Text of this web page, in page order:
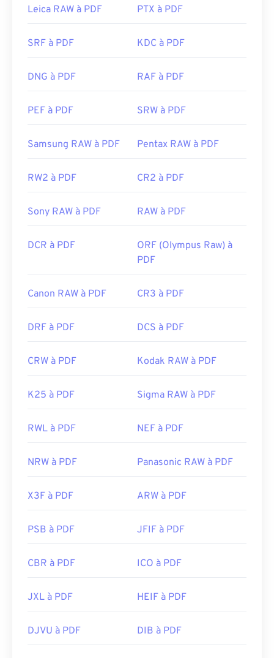
Sortie initiale :1993
complémentaire ou d'une extension, mais il est
PDF en ligne. Je recommande vivement
plus complet. Tous deux sont gratuits.
Liens utiles:
https://acrobat.adobe.com/us/en/why-
Leica RAW à PDF PTX à PDF
SRF à PDF KDC à PDF
DNG à PDF RAF à PDF
PEF à PDF SRW à PDF
Samsung RAW à PDF Pentax RAW à PDF
RW2 à PDF CR2 à PDF
Sony RAW à PDF RAW à PDF
DCR à PDF
ORF (Olympus Raw) à
PDF
Canon RAW à PDF CR3 à PDF
DRF à PDF DCS à PDF
CRW à PDF Kodak RAW à PDF
K25 à PDF Sigma RAW à PDF
RWL à PDF NEF à PDF
NRW à PDF Panasonic RAW à PDF
X3F à PDF ARW à PDF
PSB à PDF JFIF à PDF
CBR à PDF ICO à PDF
JXL à PDF HEIF à PDF
DJVU à PDF DIB à PDF